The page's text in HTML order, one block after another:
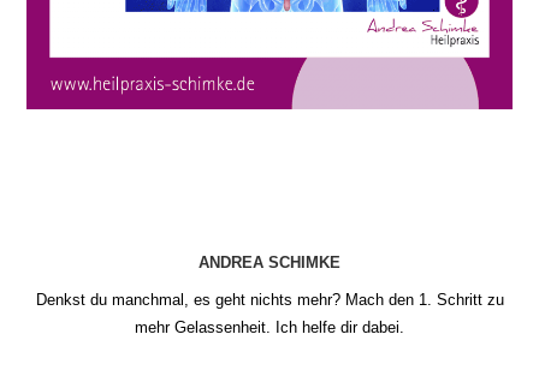
ANDREA SCHIMKE
Denkst du manchmal, es geht nichts mehr? Mach den 1. Schritt zu
mehr Gelassenheit. Ich helfe dir dabei.